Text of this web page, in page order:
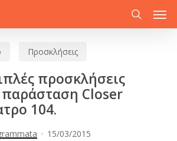
search
Προσκλήσεις
προσκλήσεις
παράσταση Closer
104.
15/03/2015